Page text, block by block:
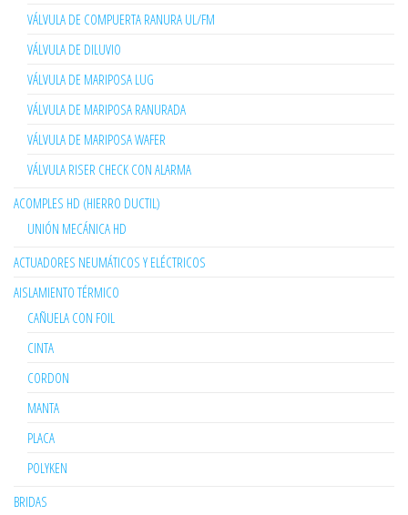
VÁLVULA DE COMPUERTA RANURA UL/FM
VÁLVULA DE DILUVIO
VÁLVULA DE MARIPOSA LUG
VÁLVULA DE MARIPOSA RANURADA
VÁLVULA DE MARIPOSA WAFER
VÁLVULA RISER CHECK CON ALARMA
ACOMPLES HD (HIERRO DUCTIL)
UNIÓN MECÁNICA HD
ACTUADORES NEUMÁTICOS Y ELÉCTRICOS
AISLAMIENTO TÉRMICO
CAÑUELA CON FOIL
CINTA
CORDON
MANTA
PLACA
POLYKEN
BRIDAS